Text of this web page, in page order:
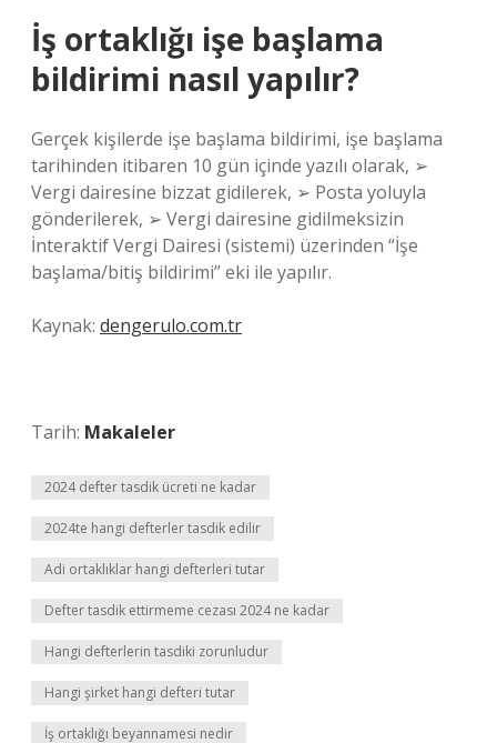
İş ortaklığı işe başlama
bildirimi nasıl yapılır?
Gerçek kişilerde işe başlama bildirimi, işe başlama
tarihinden itibaren 10 gün içinde yazılı olarak, ➢
Vergi dairesine bizzat gidilerek, ➢ Posta yoluyla
gönderilerek, ➢ Vergi dairesine gidilmeksizin
İnteraktif Vergi Dairesi (sistemi) üzerinden “İşe
başlama/bitiş bildirimi” eki ile yapılır.
Kaynak: dengerulo.com.tr
Tarih: Makaleler
2024 defter tasdik ücreti ne kadar
2024te hangi defterler tasdik edilir
Adi ortaklıklar hangi defterleri tutar
Defter tasdik ettirmeme cezası 2024 ne kadar
Hangi defterlerin tasdiki zorunludur
Hangi şirket hangi defteri tutar
İş ortaklığı beyannamesi nedir